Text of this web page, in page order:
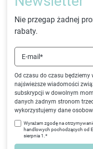
Nie przegap żadnej
rabaty.
Od czasu do czasu będziemy
najświeższe wiadomości
subskrypcji w dowolnym
danych żadnym stronom
wykorzystujemy dane
E-mail*
Wyrażam zgodę na
handlowych pochodzących od
sierpnia 1.*